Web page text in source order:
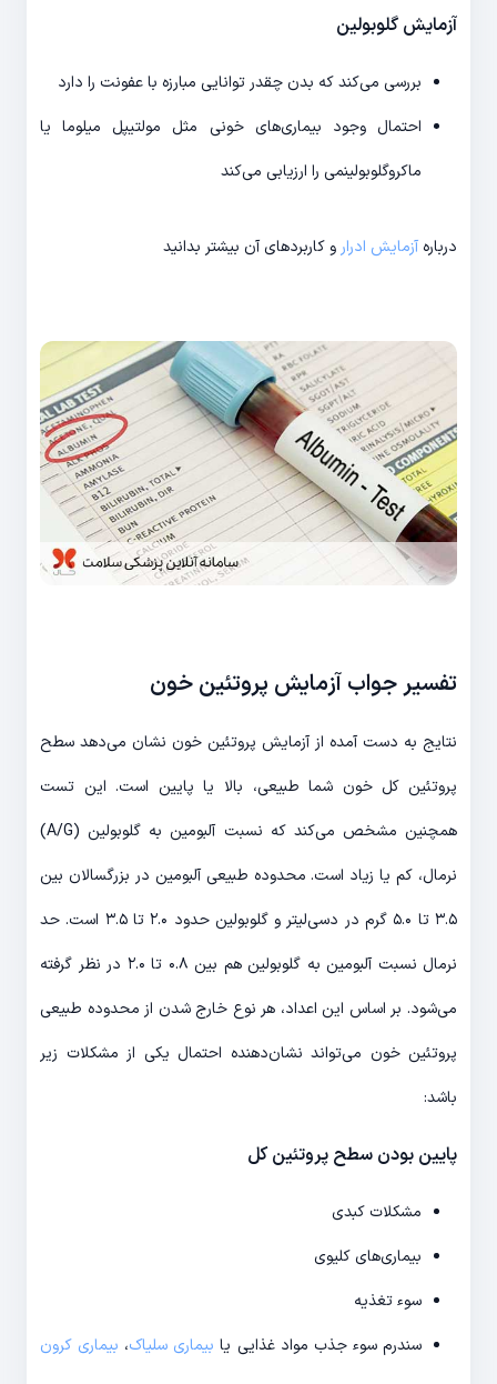
آزمایش گلوبولین
بررسی می‌کند که بدن چقدر توانایی مبارزه با عفونت را دارد
احتمال وجود بیماری‌های خونی مثل مولتیپل میلوما یا
ماکروگلوبولینمی را ارزیابی می‌کند
درباره آزمایش ادرارو کاربردهای آن بیشتر بدانید
تفسیر جواب آزمایش پروتئین خون
نتایج به دست آمده از آزمایش پروتئین خون نشان می‌دهد سطح
پروتئین کل خون شما طبیعی، بالا یا پایین است. این تست
همچنین مشخص می‌کند که نسبت آلبومین به گلوبولین (A/G)
نرمال، کم یا زیاد است. محدوده طبیعی آلبومین در بزرگسالان بین
۳.۵ تا ۵.۰ ‌گرم در دسی‌لیتر و گلوبولین حدود ۲.۰ تا ۳.۵ است. حد
نرمال نسبت آلبومین به گلوبولین هم بین ۰.۸ تا ۲.۰ در نظر گرفته
می‌شود. بر اساس این اعداد، هر نوع خارج شدن از محدوده طبیعی
پروتئین خون می‌تواند نشان‌دهنده احتمال یکی از مشکلات زیر
باشد:
پایین بودن سطح پروتئین کل
مشکلات کبدی
بیماری‌های کلیوی
سوء تغذیه
سندرم سوء جذب مواد غذایی یا بیماری سلیاک، بیماری کرون